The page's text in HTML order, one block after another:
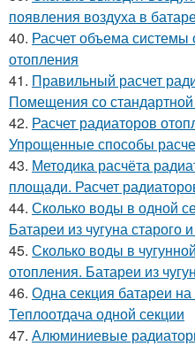
появления воздуха в
40. Расчет объема
отопления
41. Правильный расчет
Помещения со
42. Расчет радиаторов
Упрощенные способы
43. Методика расчёта
площади. Расчет
44. Сколько воды в одной
Батареи из чугуна старого
45. Сколько воды в
отопления. Батареи из
46. Одна секция батареи на
Теплоотдача одной секции
47. Алюминиевые